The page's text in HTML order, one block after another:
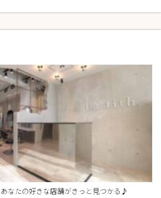
なたの好きな店舗がきっと見つかる♪